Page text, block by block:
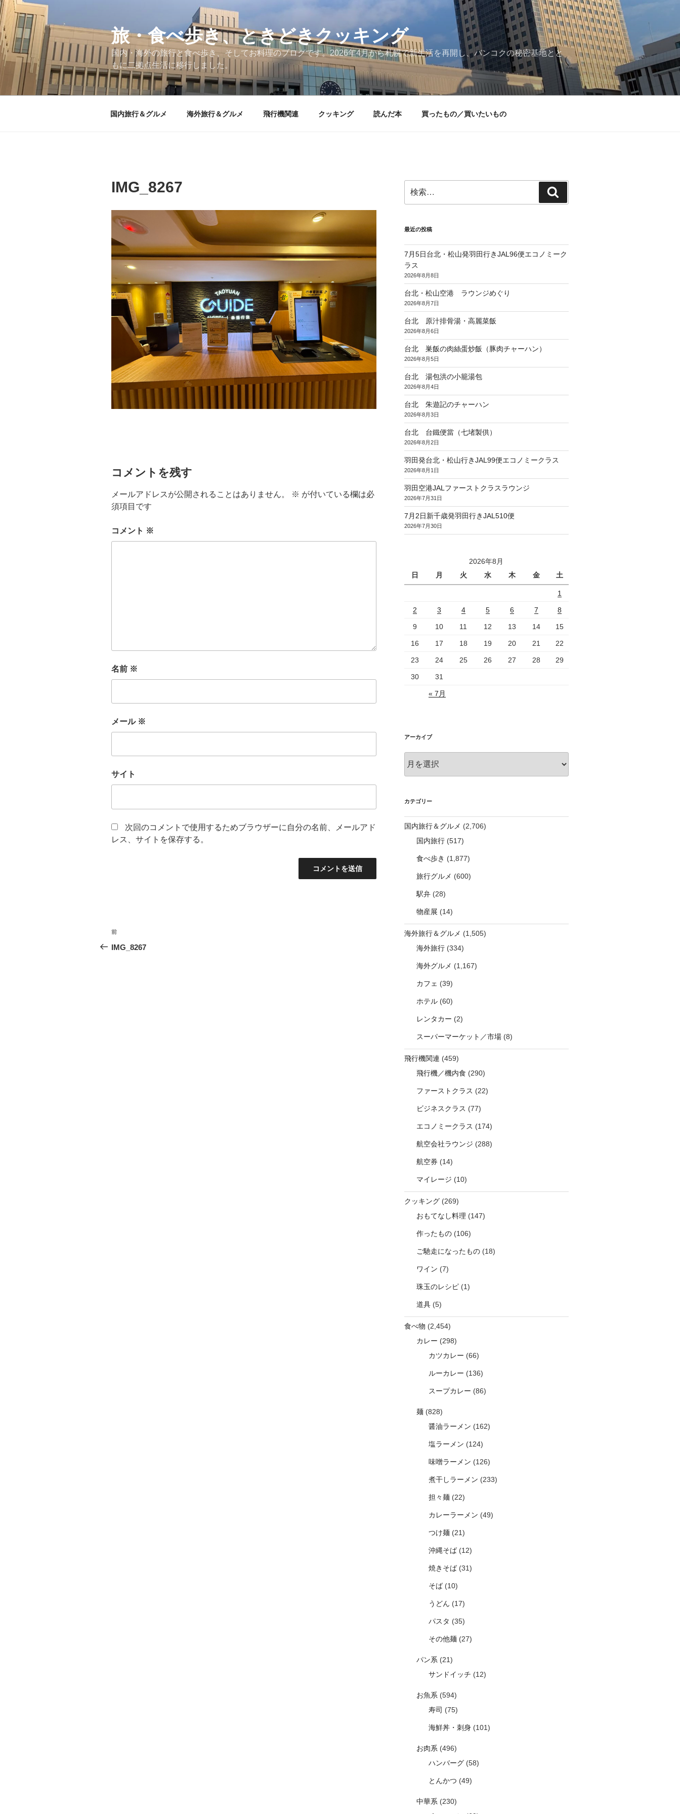
コ
ン
テ
ン
ツ
へ
旅・食べ歩き、ときどきクッキング
国内・海外の旅行と食べ歩き、そしてお料理のブログです。2026年4月から札幌で新生活を再開し、バンコクの秘密基地とと
もに二拠点生活に移行しました。
国内旅行＆グルメ 海外旅行＆グルメ 飛行機関連 クッキング 読んだ本 買ったもの／買いたいもの
IMG_8267
コメントを残す
メールアドレスが公開されることはありません。 ※ が付いている欄は必
須項目です
コメント ※
名前 ※
メール ※
サイト
次回のコメントで使用するためブラウザーに自分の名前、メールアド
レス、サイトを保存する。
投
稿
前
の
前
IMG_8267
索:
索
最近の投稿
7月5日台北・松山発羽田行きJAL96便エコノミーク
ラス
2026年8月8日
台北・松山空港 ラウンジめぐり
2026年8月7日
台北 原汁排骨湯・高麗菜飯
2026年8月6日
台北 巣飯の肉絲蛋炒飯（豚肉チャーハン）
2026年8月5日
台北 湯包洪の小籠湯包
2026年8月4日
台北 朱遊記のチャーハン
2026年8月3日
台北 台鐵便當（七堵製供）
2026年8月2日
羽田発台北・松山行きJAL99便エコノミークラス
2026年8月1日
羽田空港JALファーストクラスラウンジ
2026年7月31日
7月2日新千歳発羽田行きJAL510便
2026年7月30日
2026年8月
日
月 火 水 木 金 土
1
2 3 4 5 6 7 8
9 10 11 12 13 14 15
16 17 18 19 20 21 22
23 24 25 26 27 28 29
30 31
« 7月
アーカイブ
ー
ブ
カテゴリー
国内旅行＆グルメ (2,706)
国内旅行(517)
食べ歩き (1,877)
旅行グルメ (600)
駅弁(28)
物産展 (14)
海外旅行＆グルメ (1,505)
海外旅行(334)
海外グルメ (1,167)
カフェ (39)
ホテル(60)
レンタカー (2)
スーパーマーケット／市場(8)
飛行機関連 (459)
飛行機／機内食 (290)
ファーストクラス (22)
ビジネスクラス (77)
エコノミークラス (174)
航空会社ラウンジ (288)
航空券 (14)
マイレージ (10)
クッキング(269)
おもてなし料理 (147)
作ったもの(106)
ご馳走になったもの(18)
ワイン (7)
珠玉のレシピ(1)
道具(5)
食べ物 (2,454)
カレー (298)
カツカレー (66)
ルーカレー (136)
スープカレー (86)
麺(828)
醤油ラーメン (162)
塩ラーメン (124)
味噌ラーメン (126)
煮干しラーメン (233)
担々麺(22)
カレーラーメン (49)
つけ麺(21)
沖縄そば(12)
焼きそば(31)
そば(10)
うどん (17)
パスタ (35)
その他麺(27)
パン系(21)
サンドイッチ (12)
お魚系(594)
寿司 (75)
海鮮丼・刺身(101)
お肉系(496)
ハンバーグ(58)
とんかつ (49)
中華系(230)